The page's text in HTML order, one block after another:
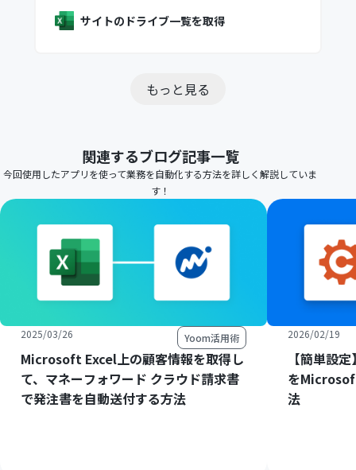
サイトのドライブ一覧を取得
もっと見る
関連するブログ記事一覧
今回使用したアプリを使って業務を自動化する方法を詳しく解説していま
す！
2025/03/26 Yoom活用術
Microsoft Excel上の顧客情報を取得し
て、マネーフォワード クラウド請求書
で発注書を自動送付する方法
2026/02/19
【簡単設
を
法